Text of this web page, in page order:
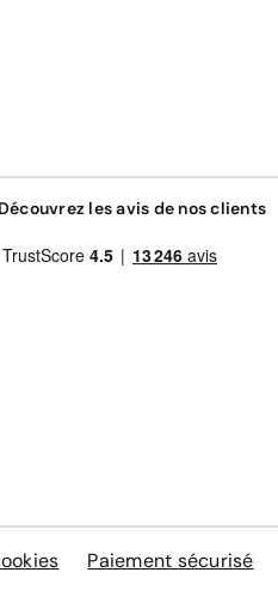
Découvrez les avis de nos clients
Paiement sécurisé